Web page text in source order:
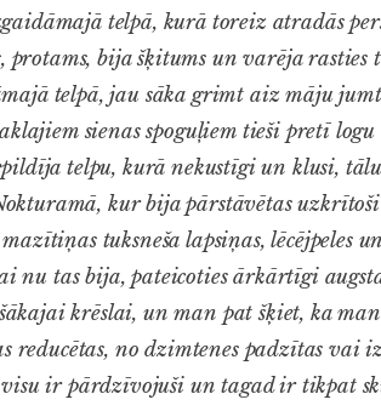
telpā, kurā toreiz atradās
bija šķitums un varēja rasties
telpā, jau sāka grimt aiz māju
sienas spoguļiem tieši pretī
telpu, kurā nekustīgi un klusi,
kur bija pārstāvētas
tuksneša lapsiņas, lēcējpeles
nu tas bija, pateicoties ārkārtīgi
krēslai, un man pat šķiet, ka
reducētas, no dzimtenes padzītas vai
ir pārdzīvojuši un tagad ir tikpat